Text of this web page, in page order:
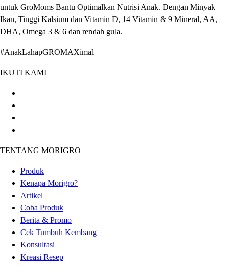
untuk GroMoms Bantu Optimalkan Nutrisi Anak. Dengan Minyak
Ikan, Tinggi Kalsium dan Vitamin D, 14 Vitamin & 9 Mineral, AA,
DHA, Omega 3 & 6 dan rendah gula.
#AnakLahapGROMAXimal
IKUTI KAMI
TENTANG MORIGRO
Produk
Kenapa Morigro?
Artikel
Coba Produk
Berita & Promo
Cek Tumbuh Kembang
Konsultasi
Kreasi Resep